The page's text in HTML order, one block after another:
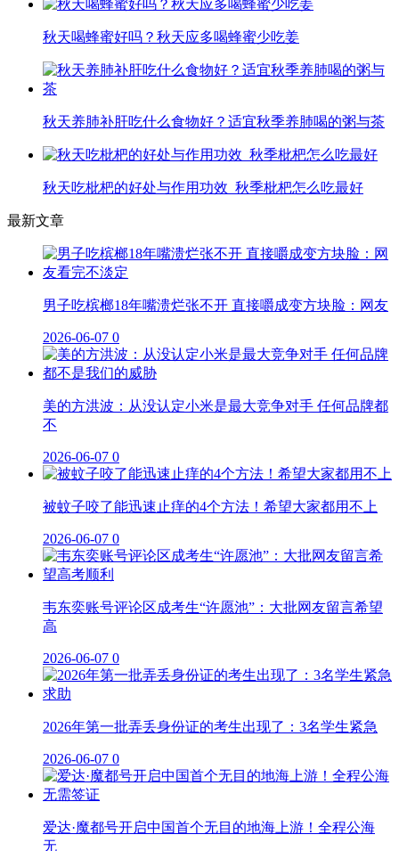
秋天喝蜂蜜好吗？秋天应多喝蜂蜜少吃姜
秋天养肺补肝吃什么食物好？适宜秋季养肺喝的粥与茶
秋天吃枇杷的好处与作用功效_秋季枇杷怎么吃最好
最新文章
男子吃槟榔18年嘴溃烂张不开 直接嚼成变方块脸：网友
2026-06-07 0
美的方洪波：从没认定小米是最大竞争对手 任何品牌都
不
2026-06-07 0
被蚊子咬了能迅速止痒的4个方法！希望大家都用不上
2026-06-07 0
韦东奕账号评论区成考生“许愿池”：大批网友留言希望
高
2026-06-07 0
2026年第一批弄丢身份证的考生出现了：3名学生紧急
2026-06-07 0
爱达·魔都号开启中国首个无目的地海上游！全程公海
无